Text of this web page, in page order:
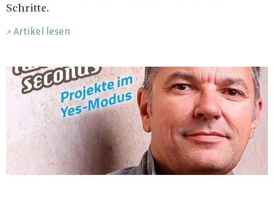
Schrit­te.
Artikel lesen